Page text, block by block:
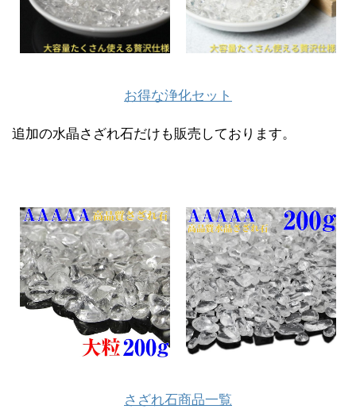
お得な浄化セット
追加の水晶さざれ石だけも販売しております。
さざれ石商品一覧